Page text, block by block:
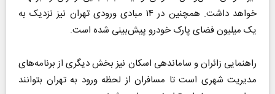
خواهد داشت. همچنین در ۱۴ مبادی ورودی تهران نیز نزدیک به
یک میلیون فضای پارک خودرو پیش‌بینی شده است.
راهنمایی زائران و ساماندهی اسکان نیز بخش دیگری از برنامه‌های
مدیریت شهری است تا مسافران از لحظه ورود به تهران بتوانند